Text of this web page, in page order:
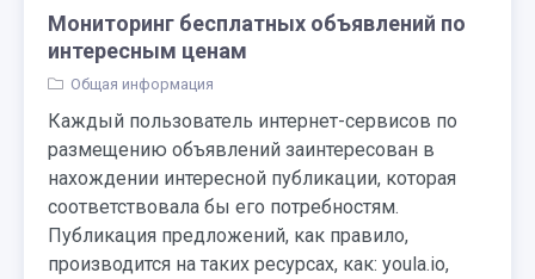
Мониторинг бесплатных объявлений по
интересным ценам
Общая информация
Каждый пользователь интернет-сервисов по
размещению объявлений заинтересован в
нахождении интересной публикации, которая
соответствовала бы его потребностям.
Публикация предложений, как правило,
производится на таких ресурсах, как: youla.io,